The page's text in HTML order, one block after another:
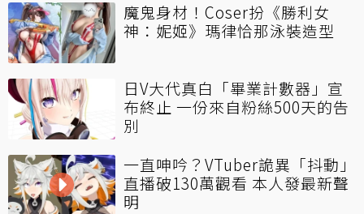
魔鬼身材！Coser扮《勝利女
神：妮姬》瑪律恰那泳裝造型
日V大代真白「畢業計數器」宣
布終止 一份來自粉絲500天的告
別
一直呻吟？VTuber詭異「抖動」
直播破130萬觀看 本人發最新聲
明